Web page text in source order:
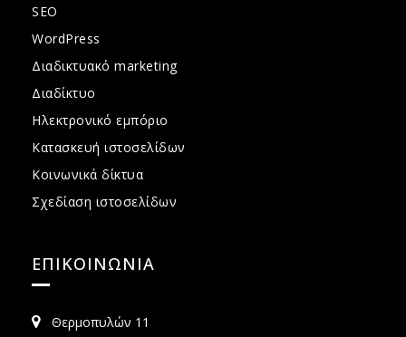
SEO
WordPress
Διαδικτυακό marketing
Διαδίκτυο
Ηλεκτρονικό εμπόριο
Κατασκευή ιστοσελίδων
Κοινωνικά δίκτυα
Σχεδίαση ιστοσελίδων
ΕΠΙΚΟΙΝΩΝΙΑ
Θερμοπυλών 11